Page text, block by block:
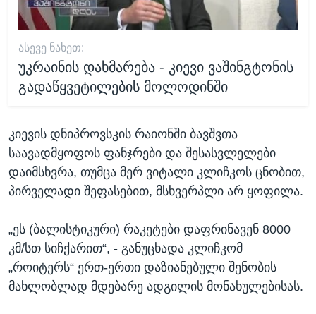
ᲐᲡᲔᲕᲔ ᲜᲐᲮᲔᲗ:
უკრაინის დახმარება - კიევი ვაშინგტონის
გადაწყვეტილების მოლოდინში
კიევის დნიპროვსკის რაიონში ბავშვთა
საავადმყოფოს ფანჯრები და შესასვლელები
დაიმსხვრა, თუმცა მერ ვიტალი კლიჩკოს ცნობით,
პირველადი შეფასებით, მსხვერპლი არ ყოფილა.
„ეს (ბალისტიკური) რაკეტები დაფრინავენ 8000
კმ/სთ სიჩქარით“, - განუცხადა კლიჩკომ
„როიტერს“ ერთ-ერთი დაზიანებული შენობის
მახლობლად მდებარე ადგილის მონახულებისას.